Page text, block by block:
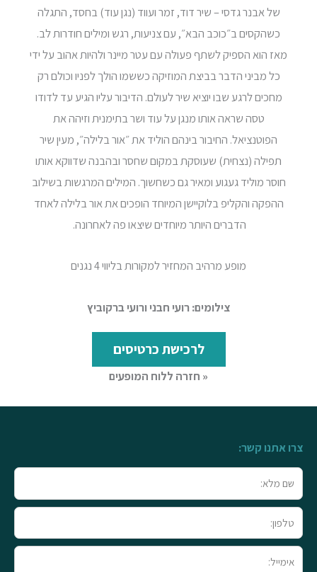
של אבנר גדסי – שיר דוד, זמר ועווד (נגן עוד) בחסד, התגלה
כשהקסים ב״כוכב הבא״, עם צניעות, רגש ומילים חודרות לב.
מאז הוא הספיק לשתף פעולה עם עטר מיינר ולהיות אהוב על ידי
כל מביני הדבר בביצת המוזיקה כששמו הולך לפניו וכולם רק
מחכים לרגע שבו יוציא שיר לעולם. הדיבור עליו הגיע עד לדודו
טסה שראה אותו מנגן על עוד ושר בתימנית וזיהה את
הפוטנציאל. החיבור בינהם הוליד את ״אור בלילה״, מעין שיר
תפילה (נצחית) שעוסקת במקום שחסר ובהבנה שדווקא אותו
חוסר מוליד געגוע ומאיר גם כשחשוך. המילים המרגשות בשילוב
ההפקה והקליפ בלוקיישן המיוחד הופכים את אור בלילה לאחד
הדברים היותר מיוחדים שיצאו פה לאחרונה.
מופע מרהיב המחזיר למקורות בליווי 4 נגנים
צילומים: רועי חבני ורועי ברקוביץ
« חזרה ללוח המופעים
לרכישת כרטיסים
צרו אתנו קשר:
מלא
טלפון